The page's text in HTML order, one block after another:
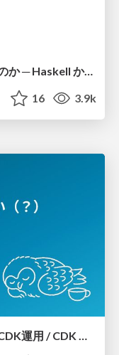
アルゴリズムは何を圧縮しているのか ─ Haskell から育った「圧縮代数」というメンタルモデル
16 3.9k
ドリフトを絶対に許さない（？）CDK運用 / CDK Ops with Zero Tolerance for Drifts (?)